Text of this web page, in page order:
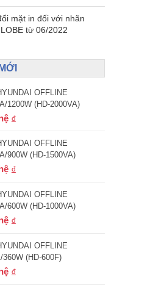
mặt in đối với nhãn
từ 06/2022
OFFLINE
1200W (HD-2000VA)
OFFLINE
900W (HD-1500VA)
OFFLINE
600W (HD-1000VA)
OFFLINE
360W (HD-600F)